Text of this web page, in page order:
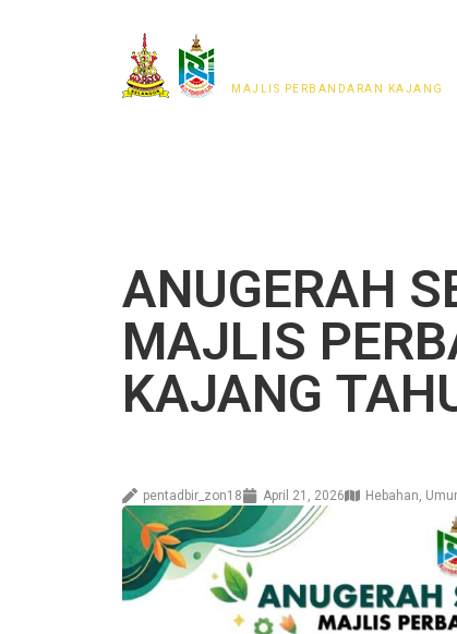
MAJLIS PERBANDARAN KAJANG
ANUGERAH
MAJLIS
KAJANG
pentadbir_zon18 April 21, 2026 Hebahan,